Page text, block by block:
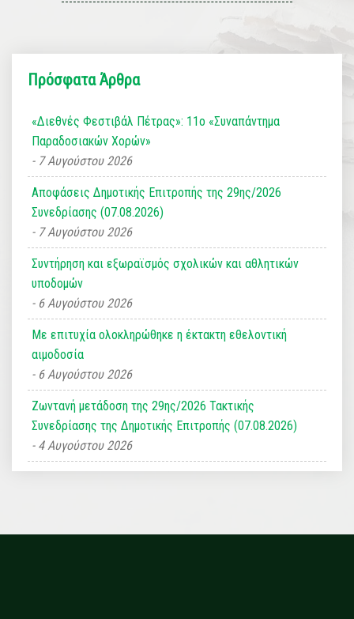
Πρόσφατα Άρθρα
«Διεθνές Φεστιβάλ Πέτρας»: 11ο «Συναπάντημα
Παραδοσιακών Χορών»
7 Αυγούστου 2026
Αποφάσεις Δημοτικής Επιτροπής της 29ης/2026
Συνεδρίασης (07.08.2026)
7 Αυγούστου 2026
Συντήρηση και εξωραϊσμός σχολικών και αθλητικών
υποδομών
6 Αυγούστου 2026
Με επιτυχία ολοκληρώθηκε η έκτακτη εθελοντική
αιμοδοσία
6 Αυγούστου 2026
Ζωντανή μετάδοση της 29ης/2026 Τακτικής
Συνεδρίασης της Δημοτικής Επιτροπής (07.08.2026)
4 Αυγούστου 2026